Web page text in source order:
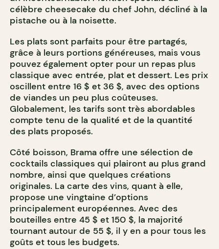
célèbre cheesecake du chef John, décliné à la
pistache ou à la noisette.
Les plats sont parfaits pour être partagés,
grâce à leurs portions généreuses, mais vous
pouvez également opter pour un repas plus
classique avec entrée, plat et dessert. Les prix
oscillent entre 16 $ et 36 $, avec des options
de viandes un peu plus coûteuses.
Globalement, les tarifs sont très abordables
compte tenu de la qualité et de la quantité
des plats proposés.
Côté boisson, Brama offre une sélection de
cocktails classiques qui plairont au plus grand
nombre, ainsi que quelques créations
originales. La carte des vins, quant à elle,
propose une vingtaine d’options
principalement européennes. Avec des
bouteilles entre 45 $ et 150 $, la majorité
tournant autour de 55 $, il y en a pour tous les
goûts et tous les budgets.